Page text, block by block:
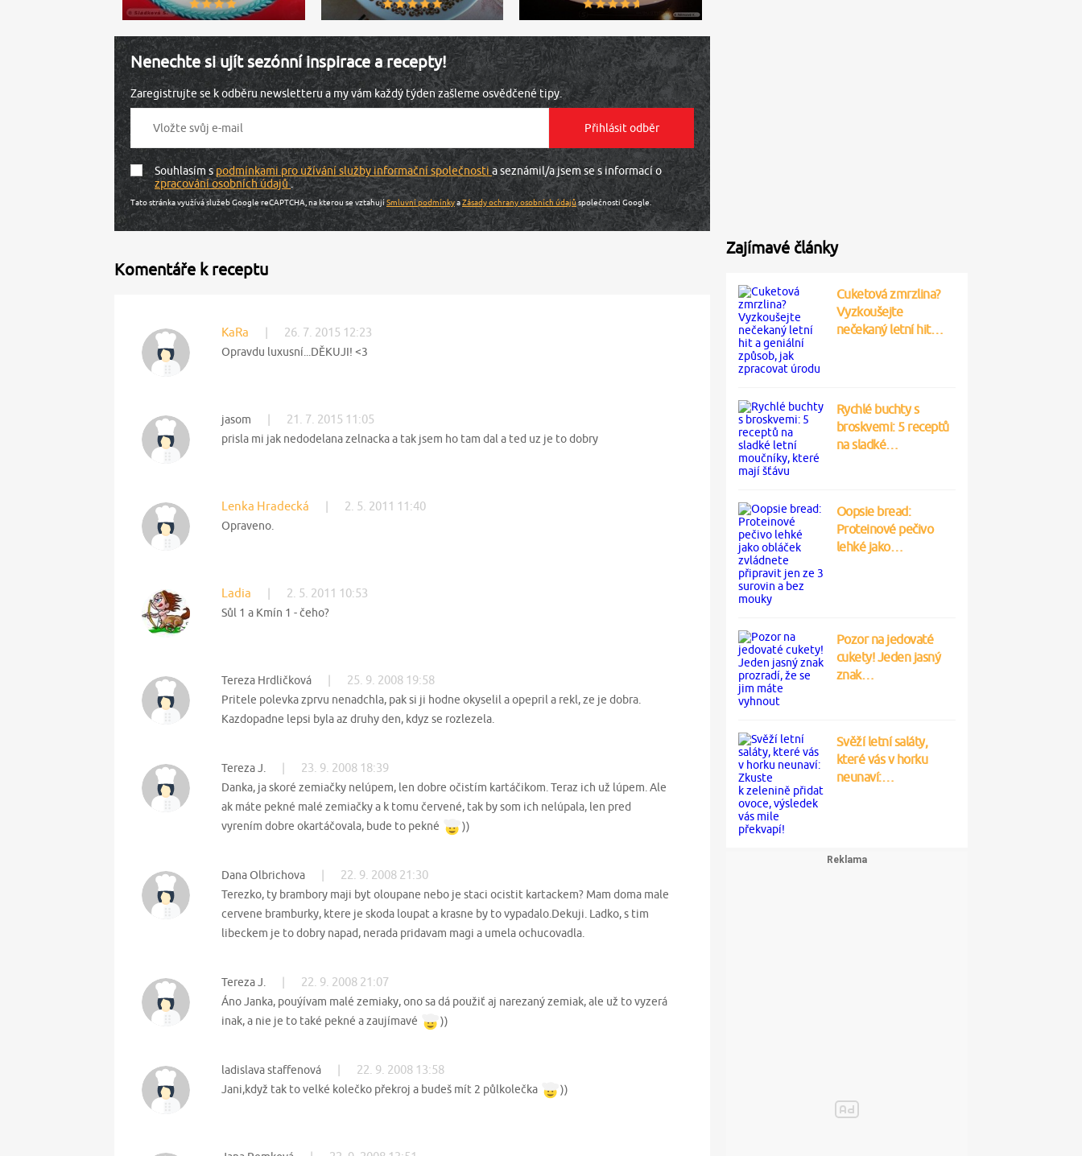
Nenechte si ujít sezónní inspirace a recepty!
Zaregistrujte se k odběru newsletteru a my vám každý týden zašleme osvědčené tipy.
Souhlasím spodmínkami pro užívání služby informační společnosti a seznámil/a jsem se s informací o
zpracování osobních údajů.
Tato stránka využívá služeb Google reCAPTCHA, na kterou se vztahujíSmluvní podmínkyaZásady ochrany osobních údajůspolečnosti Google.
Komentáře k receptu
KaRa 26. 7. 2015 12:23
Opravdu luxusní...DĚKUJI! <3
jasom 21. 7. 2015 11:05
prisla mi jak nedodelana zelnacka a tak jsem ho tam dal a ted uz je to dobry
Lenka Hradecká 2. 5. 2011 11:40
Opraveno.
Ladia 2. 5. 2011 10:53
Sůl 1 a Kmín 1 - čeho?
Tereza Hrdličková 25. 9. 2008 19:58
Pritele polevka zprvu nenadchla, pak si ji hodne okyselil a opepril a rekl, ze je dobra.
Kazdopadne lepsi byla az druhy den, kdyz se rozlezela.
Tereza J. 23. 9. 2008 18:39
Danka, ja skoré zemiačky nelúpem, len dobre očistím kartáčikom. Teraz ich už lúpem. Ale
ak máte pekné malé zemiačky a k tomu červené, tak by som ich nelúpala, len pred
vyrením dobre okartáčovala, bude to pekné
))
Dana Olbrichova 22. 9. 2008 21:30
Terezko, ty brambory maji byt oloupane nebo je staci ocistit kartackem? Mam doma male
cervene bramburky, ktere je skoda loupat a krasne by to vypadalo.Dekuji. Ladko, s tim
libeckem je to dobry napad, nerada pridavam magi a umela ochucovadla.
Tereza J. 22. 9. 2008 21:07
Áno Janka, pouýívam malé zemiaky, ono sa dá použiť aj narezaný zemiak, ale už to vyzerá
inak, a nie je to také pekné a zaujímavé
))
ladislava staffenová 22. 9. 2008 13:58
Jani,když tak to velké kolečko překroj a budeš mít 2 půlkolečka ))
Zajímavé články
Cuketová zmrzlina?
Vyzkoušejte
nečekaný letní hit…
Rychlé buchty s
broskvemi: 5 receptů
na sladké…
Oopsie bread:
Proteinové pečivo
lehké jako…
Pozor na jedovaté
cukety! Jeden jasný
znak…
Svěží letní saláty,
které vás v horku
neunaví:…